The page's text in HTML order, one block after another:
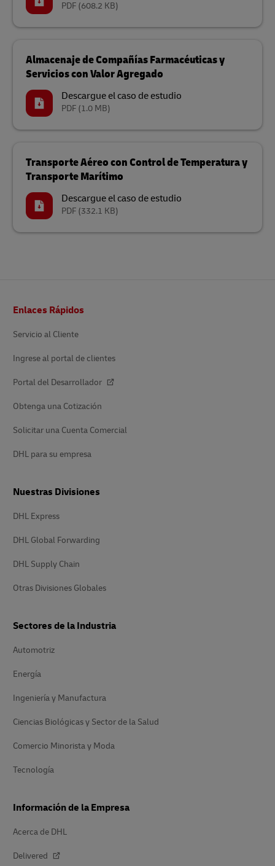
PDF (608.2 KB)
Almacenaje de Compañías Farmacéuticas y
Servicios con Valor Agregado
Descargue el caso de estudio
PDF (1.0 MB)
Transporte Aéreo con Control de Temperatura y
Transporte Marítimo
Descargue el caso de estudio
PDF (332.1 KB)
de
Enlaces Rápidos
Servicio al Cliente
Ingrese al portal de clientes
Portal del Desarrollador
Obtenga una Cotización
Solicitar una Cuenta Comercial
DHL para su empresa
Nuestras Divisiones
DHL Express
DHL Global Forwarding
DHL Supply Chain
Otras Divisiones Globales
Sectores de la Industria
Automotriz
Energía
Ingeniería y Manufactura
Ciencias Biológicas y Sector de la Salud
Comercio Minorista y Moda
Tecnología
Información de la Empresa
Acerca de DHL
Delivered